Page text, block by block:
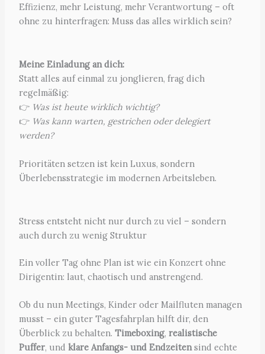
Effizienz, mehr Leistung, mehr Verantwortung – oft
ohne zu hinterfragen: Muss das alles wirklich sein?
Meine Einladung an dich:
Statt alles auf einmal zu jonglieren, frag dich
regelmäßig:
👉 Was ist heute wirklich wichtig?
👉 Was kann warten, gestrichen oder delegiert
werden?
Prioritäten setzen ist kein Luxus, sondern
Überlebensstrategie im modernen Arbeitsleben.
Stress entsteht nicht nur durch zu viel – sondern
auch durch zu wenig Struktur
Ein voller Tag ohne Plan ist wie ein Konzert ohne
Dirigentin: laut, chaotisch und anstrengend.
Ob du nun Meetings, Kinder oder Mailfluten managen
musst – ein guter Tagesfahrplan hilft dir, den
Überblick zu behalten. Timeboxing, realistische
Puffer, und klare Anfangs- und Endzeitensind echte